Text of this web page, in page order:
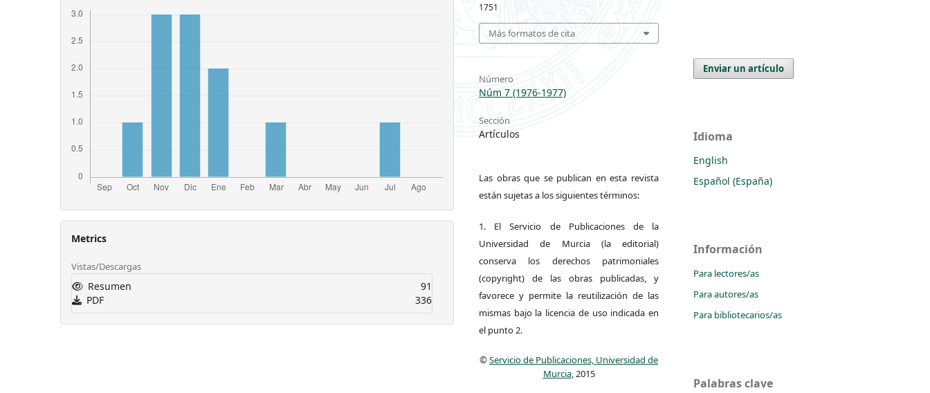
Metrics
Vistas/Descargas
Resumen
91
PDF
336
1751
Más formatos de cita
Número
Núm 7 (1976-1977)
Sección
Artículos
Las obras que se publican en esta revista
están sujetas a los siguientes términos:
1. El Servicio de Publicaciones de la
Universidad de Murcia (la editorial)
conserva los derechos patrimoniales
(copyright) de las obras publicadas, y
favorece y permite la reutilización de las
mismas bajo la licencia de uso indicada en
el punto 2.
©Servicio de Publicaciones, Universidad de
Murcia, 2015
Enviar un artículo
Idioma
English
Español (España)
Información
Para lectores/as
Para autores/as
Para bibliotecarios/as
Palabras clave